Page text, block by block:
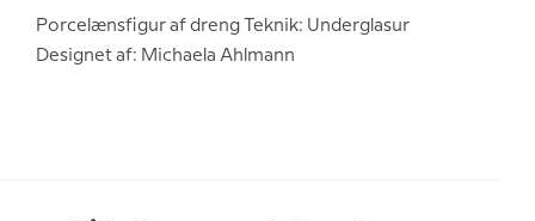
Porcelænsfigur af dreng Teknik: Underglasur
Designet af: Michaela Ahlmann